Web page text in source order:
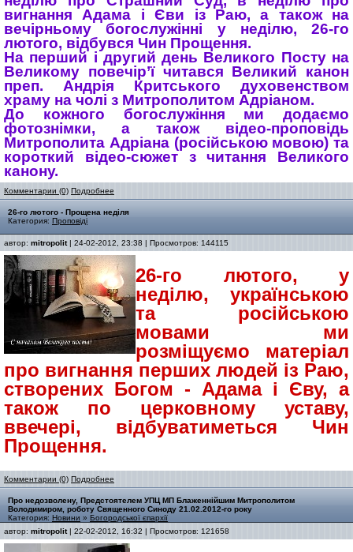
вигнання Адама і Єви із Раю, а також на
вечірньому богослужінні у неділю, 26-го
лютого, відбувся Чин Прощення.
На перший і другий день Великого Посту на
Великому повечір’ї читався Великий канон
преп. Андрія Критського духовенством
храму на чолі з Митрополитом Адріаном.
До кожного богослужіння ми додаємо
фотознімки, а також відео-проповідь
Митрополита Адріана (російською мовою) та
короткий відео-сюжет з читання Великого
канону.
Комментарии (0) Подробнее
26-го лютого - Прощена неділя
Категория: Проповіді
автор: mitropolit| 24-02-2012, 23:38 | Просмотров: 144115
26-го лютого, у
неділю, українською
та російською
мовами ми
розміщуємо матеріал
про вигнання перших людей із Раю,
створених Богом - Адама і Єву, а
також по церковному уставу,
ввечері, відбуватиметься Чин
Прощення.
Комментарии (0) Подробнее
Про недозволену, Предстоятелем УПЦ МП Блаженнійшим Митрополитом
Володимиром, роботу Священного Синоду 21.02.2012-го року
Категория: Новини » Богородської єпархії
автор: mitropolit| 22-02-2012, 16:32 | Просмотров: 121658